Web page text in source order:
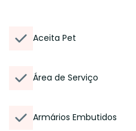
Aceita Pet
Área de Serviço
Armários Embutidos